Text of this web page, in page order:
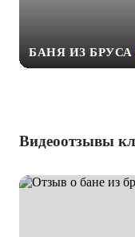
БАНЯ ИЗ БРУСА
Видеоотзывы